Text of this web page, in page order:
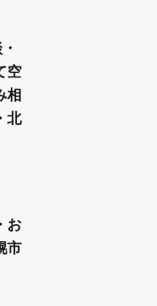
空
相
北
お
市